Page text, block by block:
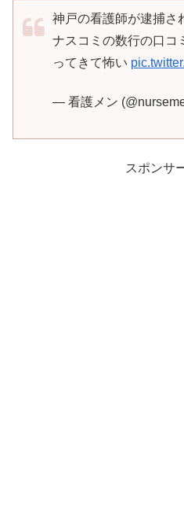
神戸の看護師が逮捕さ
ナスコミの数行の口コ
ってきて怖い
— 看護メン
スポンサ